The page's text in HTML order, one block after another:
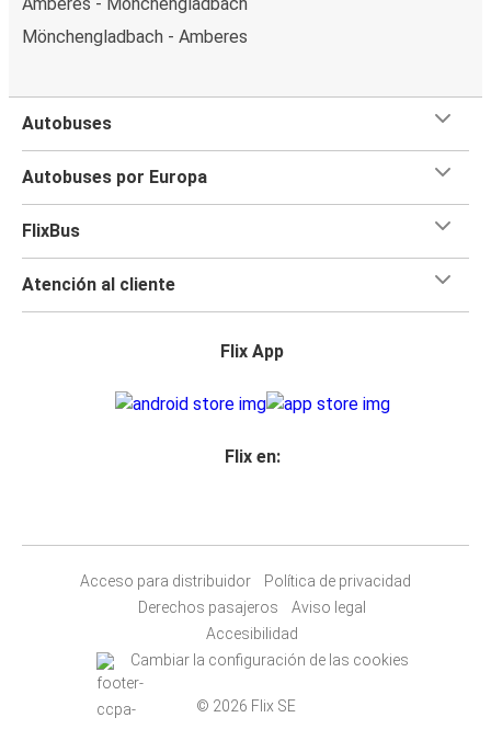
Mönchengladbach - Amberes
Autobuses
Autobuses por Europa
FlixBus
Atención al cliente
Flix App
Flix en:
Acceso para distribuidor
Política de privacidad
Derechos pasajeros
Aviso legal
Accesibilidad
Cambiar la configuración de las cookies
© 2026 Flix SE